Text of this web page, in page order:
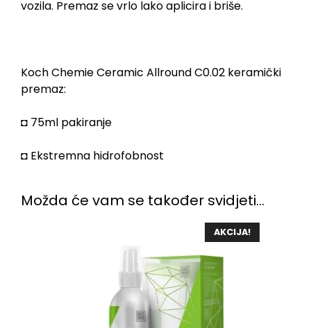
vozila. Premaz se vrlo lako aplicira i briše.
Koch Chemie Ceramic Allround C0.02 keramički
premaz:
◘ 75ml pakiranje
◘ Ekstremna hidrofobnost
Možda će vam se također svidjeti…
AKCIJA!